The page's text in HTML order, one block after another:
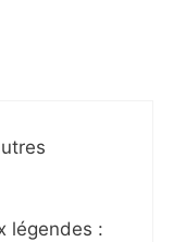
légendes :